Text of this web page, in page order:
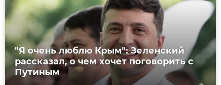
"Я очень люблю Крым": Зеленский
рассказал, о чем хочет поговорить с
Путиным